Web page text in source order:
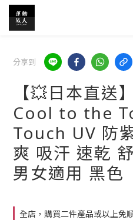
分享到
【💥日本直送
Cool to the
Touch UV 防
爽 吸汗 速乾
男女適用 黑色
全店，購買二件產品或以上免